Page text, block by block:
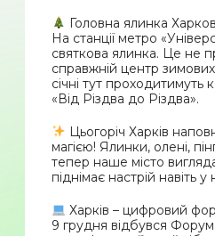
Головна ялинка
На станції метро
святкова ялинка. Це не
справжній центр
січні тут проходитимуть
«Від Різдва до Різдва».
Цьогоріч Харків
магією! Ялинки, олені,
тепер наше місто
піднімає настрій навіть
Харків – цифровий
9 грудня відбувся Форум